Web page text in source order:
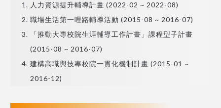
人力資源提升輔導計畫 (2022-02 ~ 2022-08)
職場生活第一哩路輔導活動 (2015-08 ~ 2016-07)
「推動大專校院生涯輔導工作計畫」課程型子計畫
(2015-08 ~ 2016-07)
建構高職與技專校院一貫化機制計畫 (2015-01 ~
2016-12)